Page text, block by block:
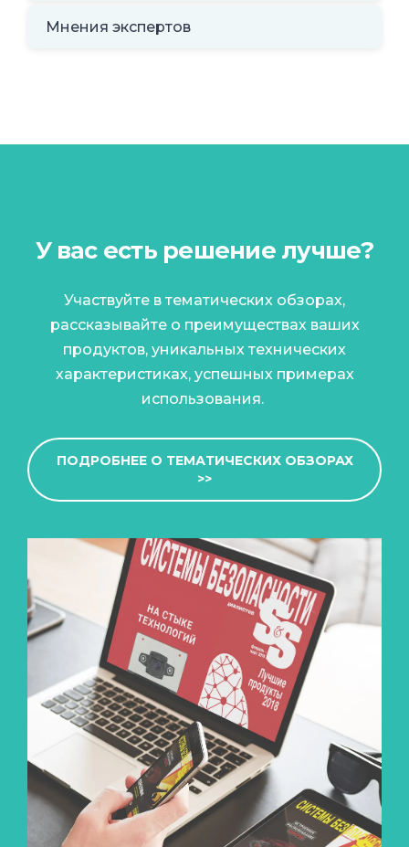
Мнения экспертов
У вас есть решение лучше?
Участвуйте в тематических обзорах,
рассказывайте о преимуществах ваших
продуктов, уникальных технических
характеристиках, успешных примерах
использования.
ПОДРОБНЕЕ О ТЕМАТИЧЕСКИХ ОБЗОРАХ
>>